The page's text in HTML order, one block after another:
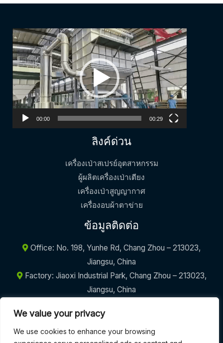
We value your privacy
We use cookies to enhance your browsing
Video
Player
00:00 00:29
ลิงค์ด่วน
เครื่องเป่าสเปรย์อุตสาหกรรม
ผู้ผลิตเครื่องเป่าเตียง
เครื่องเป่าสูญญากาศ
เครื่องอบผ้าตาข่าย
ข้อมูลติดต่อ
Office: No. 198, Yunhe Rd, Chang Zhou – 213023,
Jiangsu, China
Factory: Jiaoxi Industrial Park, Chang Zhou – 213023,
Jiangsu, China
info@griffinmachinery.com